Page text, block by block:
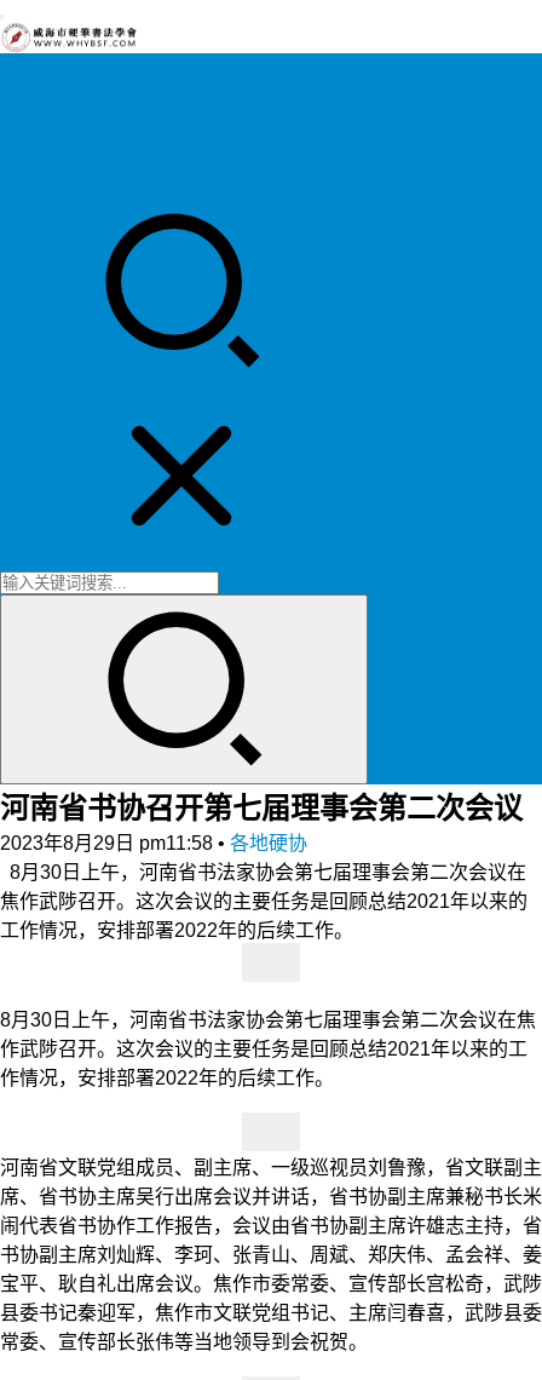
河南省书协召开第七届理事会第二次会议
2023年8月29日 pm11:58 • 各地硬协
8月30日上午，河南省书法家协会第七届理事会第二次会议在
焦作武陟召开。这次会议的主要任务是回顾总结2021年以来的
工作情况，安排部署2022年的后续工作。
8月30日上午，河南省书法家协会第七届理事会第二次会议在焦
作武陟召开。这次会议的主要任务是回顾总结2021年以来的工
作情况，安排部署2022年的后续工作。
河南省文联党组成员、副主席、一级巡视员刘鲁豫，省文联副主
席、省书协主席吴行出席会议并讲话，省书协副主席兼秘书长米
闹代表省书协作工作报告，会议由省书协副主席许雄志主持，省
书协副主席刘灿辉、李珂、张青山、周斌、郑庆伟、孟会祥、姜
宝平、耿自礼出席会议。焦作市委常委、宣传部长宫松奇，武陟
县委书记秦迎军，焦作市文联党组书记、主席闫春喜，武陟县委
常委、宣传部长张伟等当地领导到会祝贺。